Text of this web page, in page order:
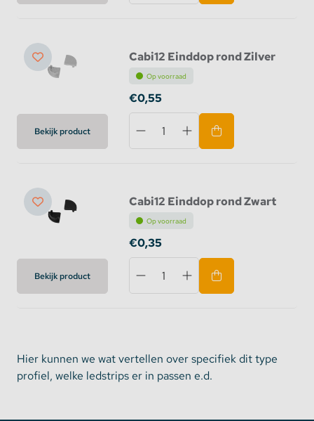
Bekijk product
Cabi12 Einddop rond Zilver
Op voorraad
€0,55
Bekijk product
Cabi12 Einddop rond Zwart
Op voorraad
€0,35
Hier kunnen we wat vertellen over specifiek dit type
profiel, welke ledstrips er in passen e.d.